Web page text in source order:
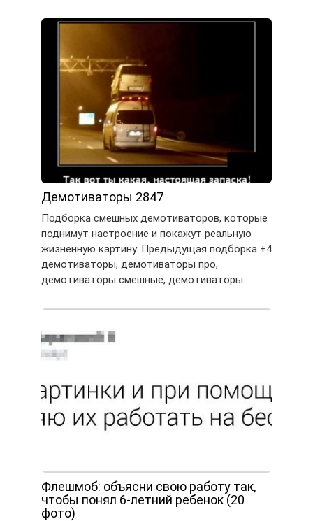
Демотиваторы 2847
Подборка смешных демотиваторов, которые
поднимут настроение и покажут реальную
жизненную картину. Предыдущая подборка +4
демотиваторы, демотиваторы про,
демотиваторы смешные, демотиваторы…
Флешмоб: объясни свою работу так,
чтобы понял 6-летний ребенок (20
фото)